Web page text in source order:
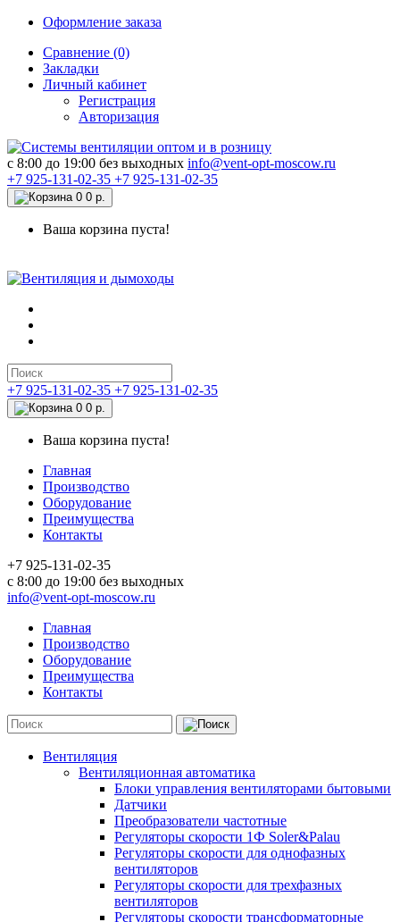
Оформление заказа
Сравнение (0)
Закладки
Личный кабинет
Регистрация
Авторизация
c 8:00 до 19:00 без выходных info@vent-opt-moscow.ru
+7 925-131-02-35 +7 925-131-02-35
0 0 р.
Ваша корзина пуста!
+7 925-131-02-35 +7 925-131-02-35
0 0 р.
Ваша корзина пуста!
Главная
Производство
Оборудование
Преимущества
Контакты
+7 925-131-02-35
c 8:00 до 19:00 без выходных
info@vent-opt-moscow.ru
Главная
Производство
Оборудование
Преимущества
Контакты
Вентиляция
Вентиляционная автоматика
Блоки управления вентиляторами бытовыми
Датчики
Преобразователи частотные
Регуляторы скорости 1Ф Soler&Palau
Регуляторы скорости для однофазных
вентиляторов
Регуляторы скорости для трехфазных
вентиляторов
Регуляторы скорости трансформаторные